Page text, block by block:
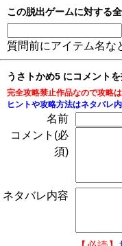
この脱出ゲームに対する
質問前にアイテム名な
うさトかめ5 にコメント
完全攻略禁止作品なので攻略
ヒントや攻略方法はネタバレ
名前
コメント(必
須)
ネタバレ内容